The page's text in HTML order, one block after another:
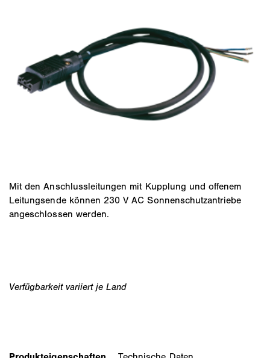
Mit den Anschlussleitungen mit Kupplung und offenem
Leitungsende können 230 V AC Sonnenschutzantriebe
angeschlossen werden.